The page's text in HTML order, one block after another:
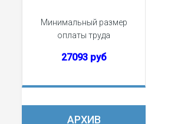
Минимальный размер
оплаты труда
27093 руб
АРХИВ